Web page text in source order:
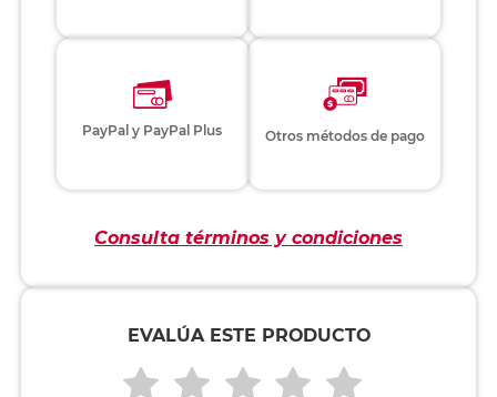
PayPal y PayPal Plus Otros métodos de pago
Consulta términos y condiciones
EVALÚA ESTE PRODUCTO